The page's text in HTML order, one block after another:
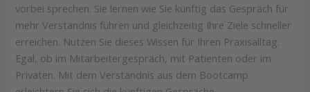
vorbei sprechen. Sie lernen wie Sie künftig das Gespräch für
mehr Verständnis führen und gleichzeitig Ihre Ziele schneller
erreichen. Nutzen Sie dieses Wissen für Ihren Praxisalltag.
Egal, ob im Mitarbeitergespräch, mit Patienten oder im
Privaten. Mit dem Verständnis aus dem Bootcamp